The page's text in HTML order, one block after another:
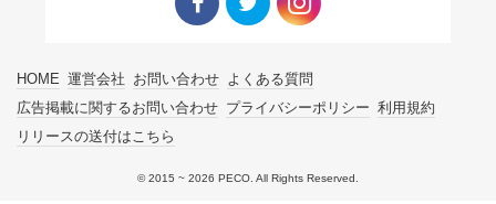
HOME 運営会社 お問い合わせ よくある質問
広告掲載に関するお問い合わせ プライバシーポリシー 利用規約
リリースの送付はこちら
© 2015 ~ 2026 PECO. All Rights Reserved.